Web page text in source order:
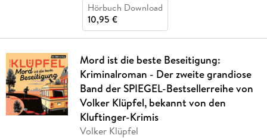
Hörbuch Download
10,95 €
Mord ist die beste Beseitigung:
Kriminalroman - Der zweite grandiose
Band der SPIEGEL-Bestsellerreihe von
Volker Klüpfel, bekannt von den
Kluftinger-Krimis
Volker Klüpfel